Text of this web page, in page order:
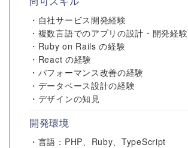
・自社サービス開発経験
・複数言語でのアプリの設計・開発経験
・Ruby on Rails の経験
・React の経験
・パフォーマンス改善の経験
・データベース設計の経験
・デザインの知見
開発環境
・言語：PHP、Ruby、TypeScript